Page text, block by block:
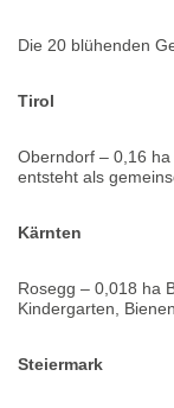
Die 20 blühenden
Tirol
Oberndorf – 0,16
entsteht als
Kärnten
Rosegg – 0,018 ha
Kindergarten,
Steiermark